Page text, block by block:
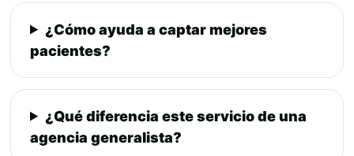
¿Cómo ayuda a captar mejores
pacientes?
¿Qué diferencia este servicio de una
agencia generalista?